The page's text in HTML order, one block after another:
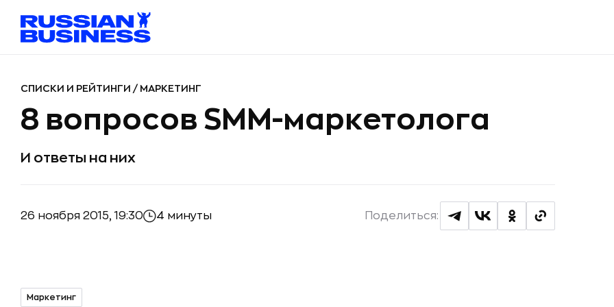
СПИСКИ И РЕЙТИНГИ / МАРКЕТИНГ
8 вопросов SMM-маркетолога
И ответы на них
26 ноября 2015, 19:30 4 минуты Поделиться:
Маркетинг